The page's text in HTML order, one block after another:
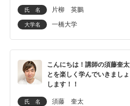
氏 名 片柳 英鵬
大学名 一橋大学
こんにちは！講師の須藤奎
とを楽しく学んでいきまし
します！！
氏 名 須藤 奎太